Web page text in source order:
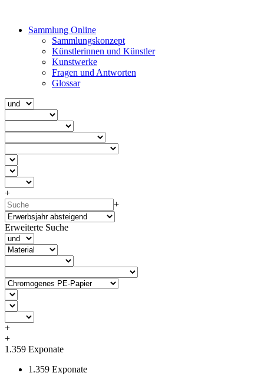
Sammlung Online
Sammlungskonzept
Künstlerinnen und Künstler
Kunstwerke
Fragen und Antworten
Glossar
+
+
Erweiterte Suche
+
+
1.359 Exponate
1.359 Exponate